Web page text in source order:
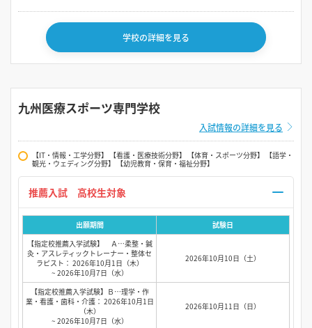
学校の詳細を見る
九州医療スポーツ専門学校
入試情報の詳細を見る
【IT・情報・工学分野】 【看護・医療技術分野】 【体育・スポーツ分野】 【語学・
観光・ウェディング分野】 【幼児教育・保育・福祉分野】
出願期間
試験日
【指定校推薦入学試験】 Ａ…柔整・鍼
灸・アスレティックトレーナー・整体セ
ラピスト： 2026年10月1日（木）
~ 2026年10月7日（水）
2026年10月10日（土）
【指定校推薦入学試験】Ｂ…理学・作
業・看護・歯科・介護： 2026年10月1日
（木）
~ 2026年10月7日（水）
2026年10月11日（日）